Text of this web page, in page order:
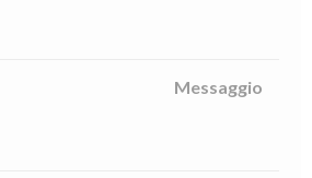
Messaggio